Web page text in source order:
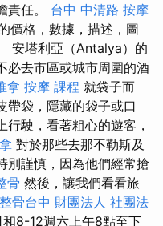
責任。 台中 中清路 按摩
價格，數據，描述，圖
安塔利亞（Antalya）的
必去市區或城市周圍的酒
拿 按摩 課程 就袋子而
帶袋，隱藏的袋子或口
駛，看著粗心的遊客，
對於那些去那不勒斯及
別謹慎，因為他們經常搶
骨 然後，讓我們看看旅
整骨台中 財團法人 社團法
8-12週六上午8點至下